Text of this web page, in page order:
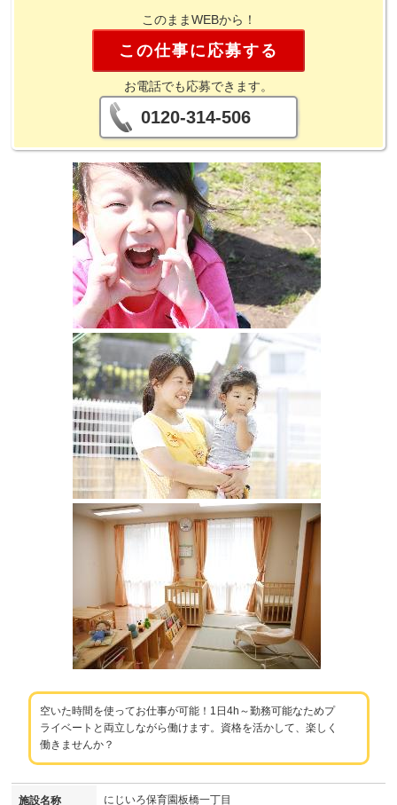
このままWEBから！
この仕事に応募する
お電話でも応募できます。
0120-314-506
空いた時間を使ってお仕事が可能！1日4h～勤務可能なためプ
ライベートと両立しながら働けます。資格を活かして、楽しく
働きませんか？
施設名称 にじいろ保育園板橋一丁目